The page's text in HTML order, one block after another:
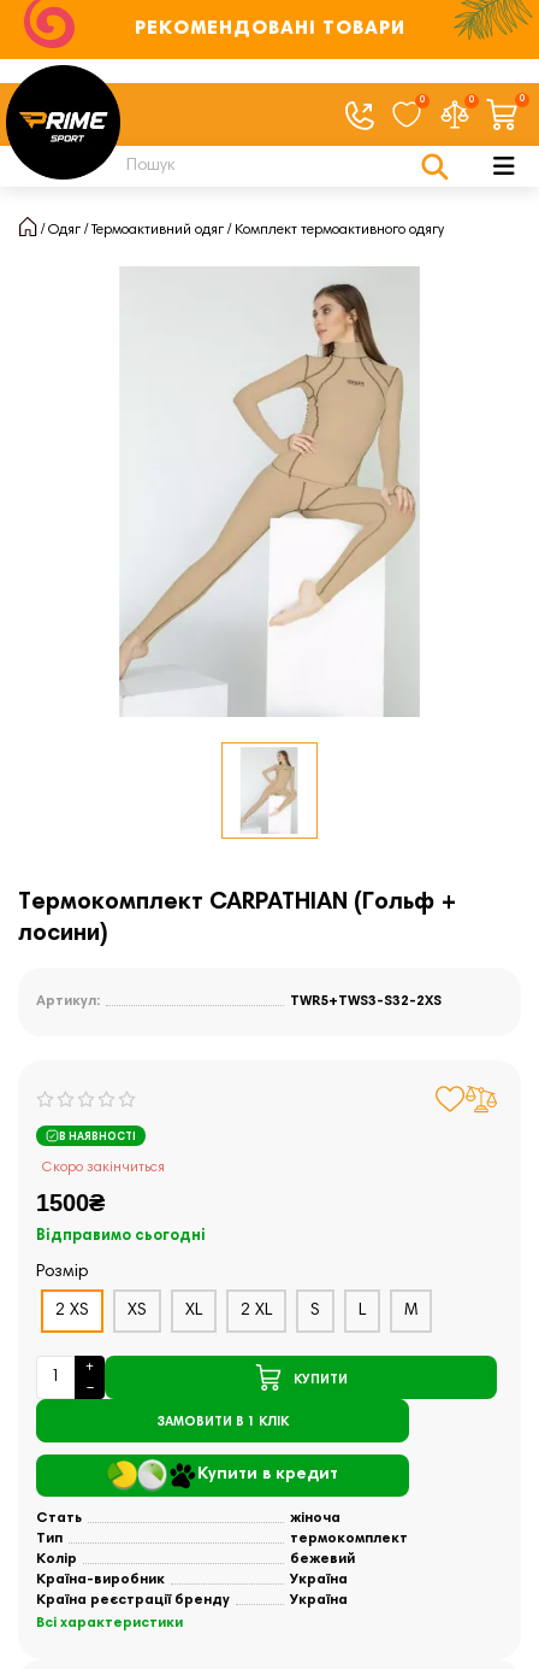
РЕКОМЕНДОВАНІ ТОВАРИ
0 0 0
Одяг Термоактивний одяг Комплект термоактивного одягу
Термокомплект CARPATHIAN (Гольф +
лосини)
Артикул: TWR5+TWS3-S32-2XS
В НАЯВНОСТІ
Скоро закінчиться
1500₴
Відправимо сьогодні
Розмір
2 XS XS XL 2 XL S L M
КУПИТИ
ЗАМОВИТИ В 1 КЛІК
Купити в кредит
Стать
жіноча
Тип
термокомплект
Колір
бежевий
Країна-виробник
Україна
Країна реєстрації бренду
Україна
Всі характеристики